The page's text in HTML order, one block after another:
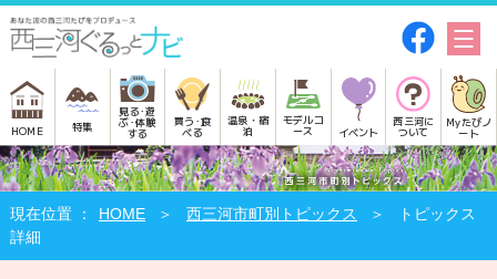
HOME 特集
見る･遊
ぶ･体験
する
買う･食
べる
温泉・宿
泊
モデルコ
ース イベント
西三河に
ついて
Myたびノ
ート
HOME 西三河市町別トピックス
トピックス
詳細